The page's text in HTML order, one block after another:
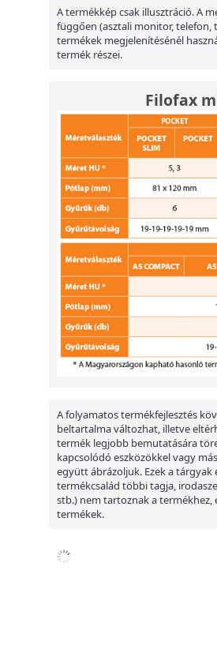
A termékkép csak illusztráció. A
függően (asztali monitor,
termékek megjelenítésénél
termék részei.
Filofax
A folyamatos termékfejlesztés
beltartalma változhat, illetve
termék legjobb bemutatására
kapcsolódó eszközökkel vagy
együtt ábrázoljuk. Ezek a tárgyak
termékcsalád többi tagja,
stb.) nem tartoznak a
termékek.